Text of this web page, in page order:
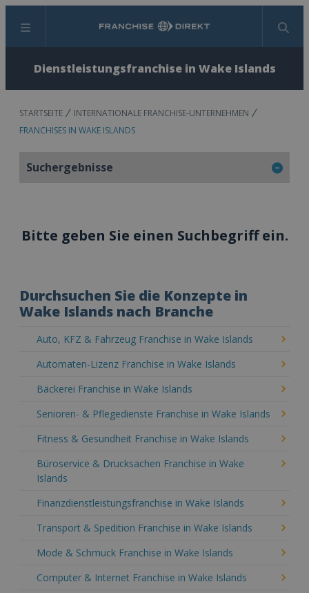
Menü Suchen
Dienstleistungsfranchise in Wake Islands
STARTSEITE
INTERNATIONALE FRANCHISE-UNTERNEHMEN
FRANCHISES IN WAKE ISLANDS
Suchergebnisse
Bitte geben Sie einen Suchbegriff ein.
Durchsuchen Sie die Konzepte in
Wake Islands nach Branche
Auto, KFZ & Fahrzeug Franchise in Wake Islands
Automaten-Lizenz Franchise in Wake Islands
Bäckerei Franchise in Wake Islands
Senioren- & Pflegedienste Franchise in Wake Islands
Fitness & Gesundheit Franchise in Wake Islands
Büroservice & Drucksachen Franchise in Wake
Islands
Finanzdienstleistungsfranchise in Wake Islands
Transport & Spedition Franchise in Wake Islands
Mode & Schmuck Franchise in Wake Islands
Computer & Internet Franchise in Wake Islands